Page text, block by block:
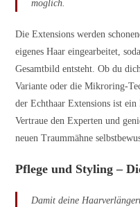
möglich.
Die Extensions werden
eigenes Haar eingearbeitet,
Gesamtbild entsteht. Ob du
Variante oder die Mikroring-
der Echthaar Extensions ist
Vertraue den Experten und
neuen Traummähne
Pflege und Styling –
Damit deine